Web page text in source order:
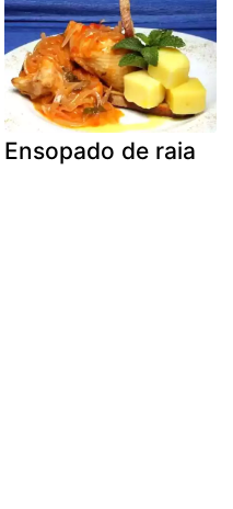
Ensopado de raia